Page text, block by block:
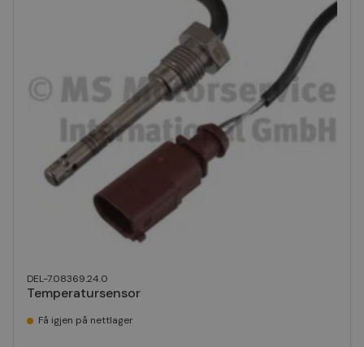
DEL-7.08369.24.0
Temperatursensor
Få igjen på nettlager